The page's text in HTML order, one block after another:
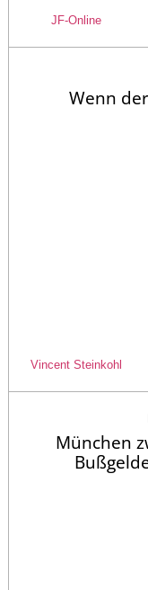
JF-Online
Wenn
Vincent Steinkohl
München